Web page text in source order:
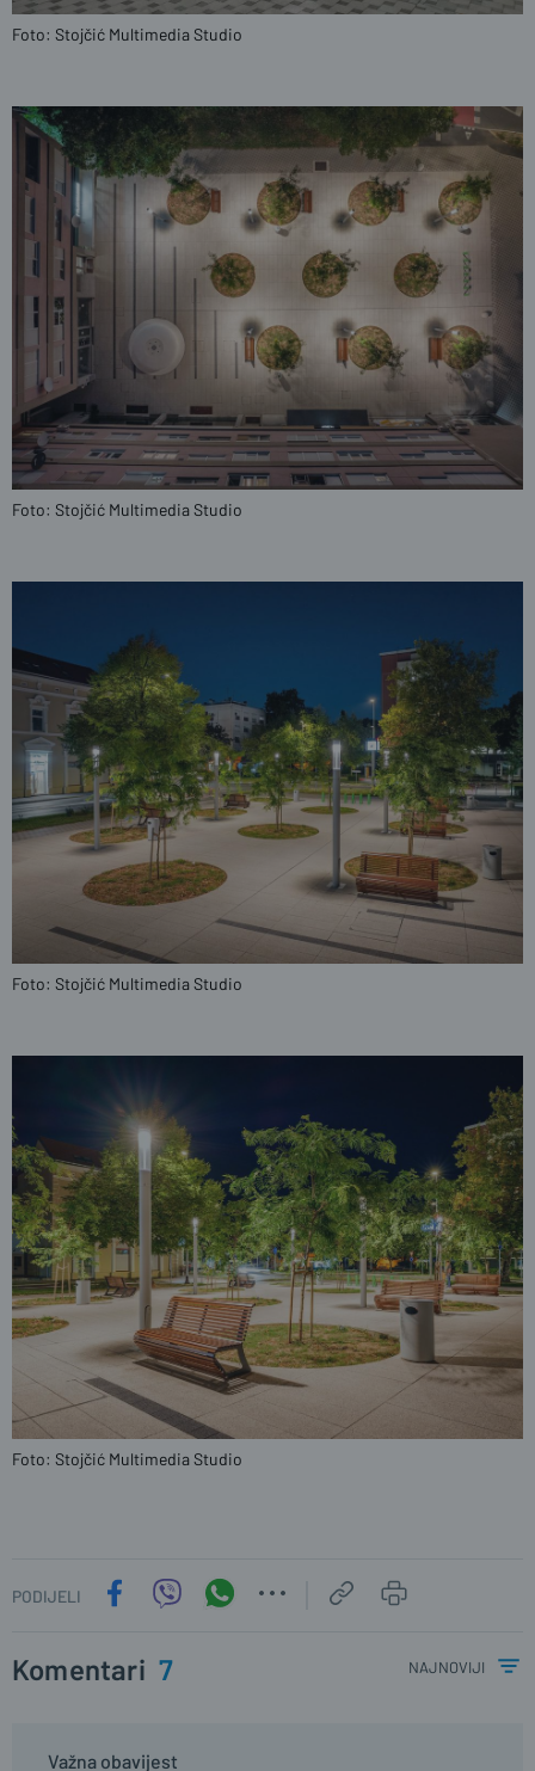
Foto: Stojčić Multimedia Studio
Foto: Stojčić Multimedia Studio
Foto: Stojčić Multimedia Studio
Foto: Stojčić Multimedia Studio
PODIJELI
Komentari 7 najnoviji
Važna obavijest